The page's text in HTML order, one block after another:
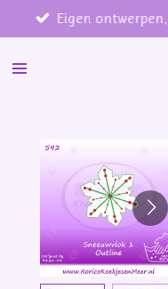
direct
naar
Eigen